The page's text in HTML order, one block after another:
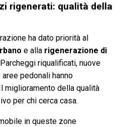
rigenerati: qualità della
ha dato priorità al
e alla rigenerazione di
riqualificati, nuove
pedonali hanno
miglioramento della qualità
per chi cerca casa.
in queste zone